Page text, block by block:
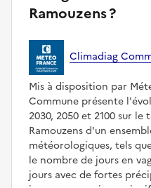
Ramouzens ?
Climadiag
Mis à disposition par
Commune présente
2030, 2050 et 2100 sur
Ramouzens d'un
météorologiques, tels
le nombre de jours en
jours avec de fortes